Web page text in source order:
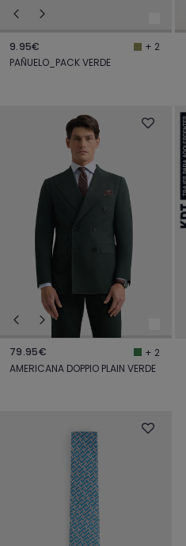
9.95€
+ 2
PAÑUELO_PACK VERDE
79.95€
+ 2
AMERICANA DOPPIO PLAIN VERDE